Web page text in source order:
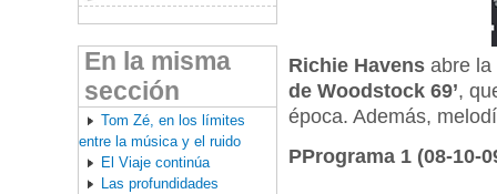
En la misma
sección
Tom Zé, en los límites
entre la música y el ruido
El Viaje continúa
Las profundidades
Richie Havens abre
de Woodstock 69’,
época. Además,
PPrograma 1 (08-10-